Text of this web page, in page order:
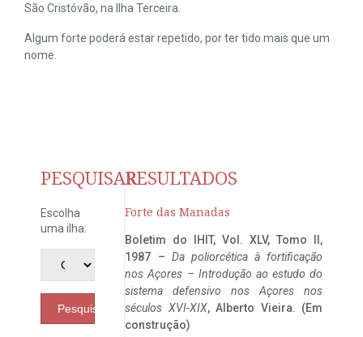
São Cristóvão, na Ilha Terceira.
Algum forte poderá estar repetido, por ter tido mais que um
nome.
PESQUISAR
Escolha
uma ilha:
Pesquisar
RESULTADOS
Forte das Manadas
Boletim do IHIT, Vol. XLV, Tomo II,
1987 – Da poliorcética à fortificação
nos Açores – Introdução ao estudo do
sistema defensivo nos Açores nos
séculos XVI-XIX, Alberto Vieira. (Em
construção)